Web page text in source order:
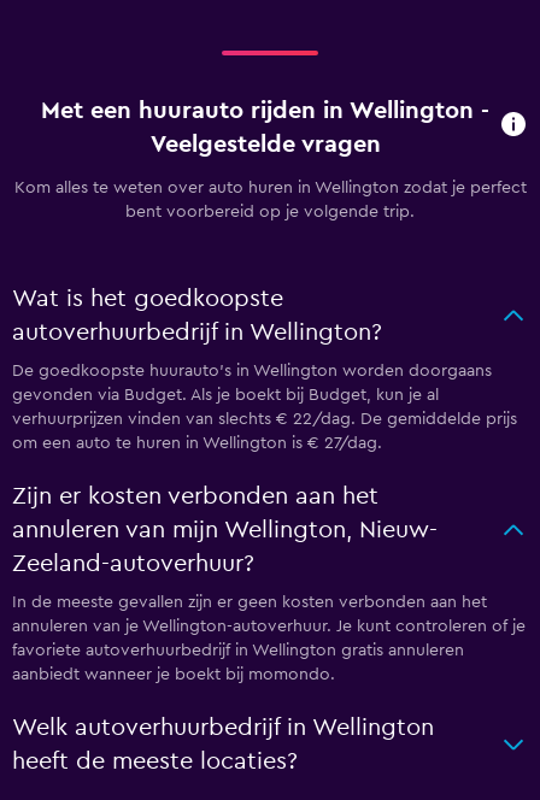
Met een huurauto rijden in Wellington -
Veelgestelde vragen
Kom alles te weten over auto huren in Wellington zodat je perfect
bent voorbereid op je volgende trip.
Wat is het goedkoopste
autoverhuurbedrijf in Wellington?
De goedkoopste huurauto's in Wellington worden doorgaans
gevonden via Budget. Als je boekt bij Budget, kun je al
verhuurprijzen vinden van slechts € 22/dag. De gemiddelde prijs
om een auto te huren in Wellington is € 27/dag.
Zijn er kosten verbonden aan het
annuleren van mijn Wellington, Nieuw-
Zeeland-autoverhuur?
In de meeste gevallen zijn er geen kosten verbonden aan het
annuleren van je Wellington-autoverhuur. Je kunt controleren of je
favoriete autoverhuurbedrijf in Wellington gratis annuleren
aanbiedt wanneer je boekt bij momondo.
Welk autoverhuurbedrijf in Wellington
heeft de meeste locaties?